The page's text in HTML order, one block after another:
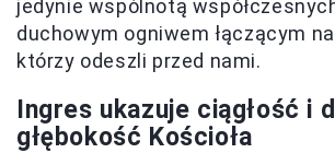
jedynie wspólnotą
duchowym ogniwem łączącym
którzy odeszli przed nami.
Ingres ukazuje ciągłość i
głębokość Kościoła